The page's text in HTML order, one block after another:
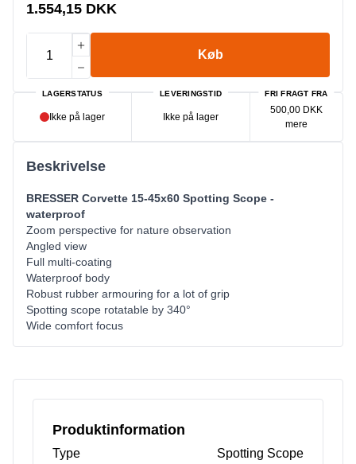
1.554,15 DKK
Køb
LAGERSTATUS
Ikke på lager
LEVERINGSTID
Ikke på lager
FRI FRAGT FRA
500,00 DKK
mere
Beskrivelse
BRESSER Corvette 15-45x60 Spotting Scope -
waterproof
Zoom perspective for nature observation
Angled view
Full multi-coating
Waterproof body
Robust rubber armouring for a lot of grip
Spotting scope rotatable by 340°
Wide comfort focus
Produktinformation
Type
Spotting Scope